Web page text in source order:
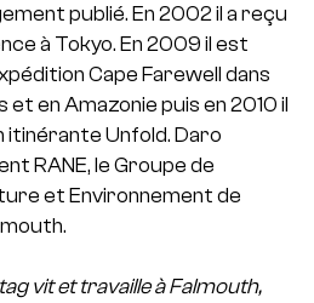
publié. En 2002 il a reçu
à Tokyo. En 2009 il est
Cape Farewell dans
en Amazonie puis en 2010 il
itinérante Unfold. Daro
RANE, le Groupe de
et Environnement de
vit et travaille à Falmouth,